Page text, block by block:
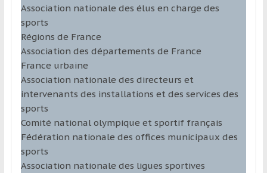
Association nationale des élus en charge des
sports
Régions de France
Association des départements de France
France urbaine
Association nationale des directeurs et
intervenants des installations et des services des
sports
Comité national olympique et sportif français
Fédération nationale des offices municipaux des
sports
Association nationale des ligues sportives